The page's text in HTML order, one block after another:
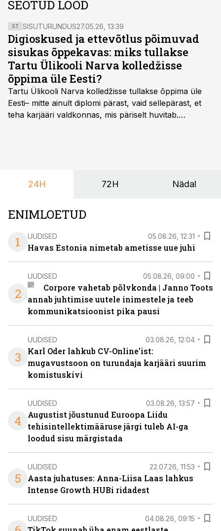
SEOTUD LOOD
ST SISUTURUNDUS27.05.26, 13:39
Digioskused ja ettevõtlus põimuvad
sisukas õppekavas: miks tullakse
Tartu Ülikooli Narva kolledžisse
õppima üle Eesti?
Tartu Ülikooli Narva kolledžisse tullakse õppima üle
Eesti– mitte ainult diplomi pärast, vaid sellepärast, et
teha karjääri valdkonnas, mis päriselt huvitab.
24H 72H Nädal
ENIMLOETUD
1
UUDISED 05.08.26, 12:31
Havas Estonia nimetab ametisse uue juhi
2
UUDISED 05.08.26, 09:00
Corpore vahetab põlvkonda | Janno Toots
annab juhtimise uutele inimestele ja teeb
kommunikatsioonist pika pausi
3
UUDISED 03.08.26, 12:04
Karl Oder lahkub CV-Online’ist:
mugavustsoon on turundaja karjääri suurim
komistuskivi
4
UUDISED 03.08.26, 13:57
Augustist jõustunud Euroopa Liidu
tehisintellektimääruse järgi tuleb AI-ga
loodud sisu märgistada
5
UUDISED 22.07.26, 11:53
Aasta juhatuses: Anna-Liisa Laas lahkus
Intense Growth HUBi ridadest
UUDISED 04.08.26, 09:15